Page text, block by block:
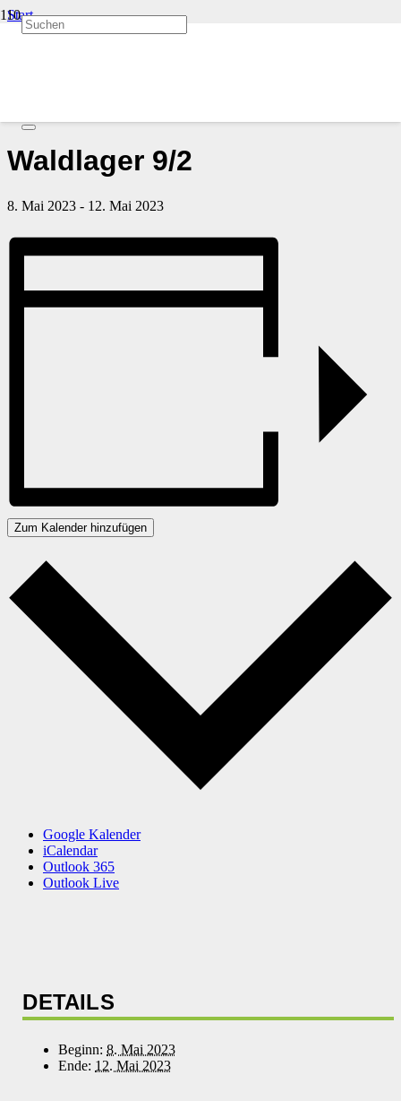
Start
Veranstaltungen
Waldlager 9/2
8. Mai 2023 - 12. Mai 2023
Zum Kalender hinzufügen
Google Kalender
iCalendar
Outlook 365
Outlook Live
DETAILS
Beginn: 8. Mai 2023
Ende: 12. Mai 2023